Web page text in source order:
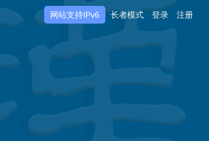
网站支持IPv6 长者模式 登录 注册